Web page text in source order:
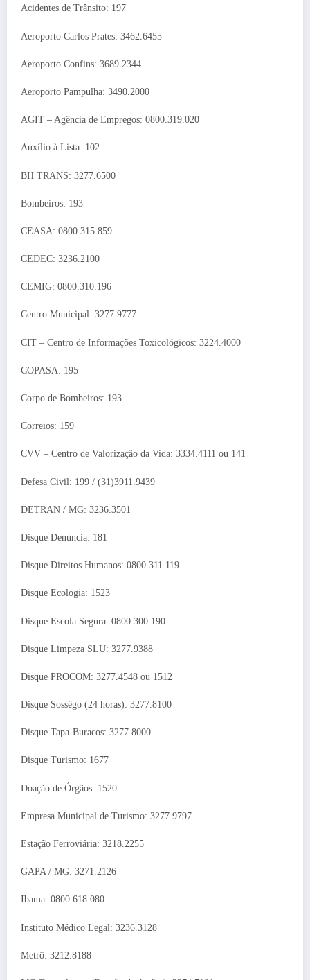
Acidentes de Trânsito: 197
Aeroporto Carlos Prates: 3462.6455
Aeroporto Confins: 3689.2344
Aeroporto Pampulha: 3490.2000
AGIT – Agência de Empregos: 0800.319.020
Auxílio à Lista: 102
BH TRANS: 3277.6500
Bombeiros: 193
CEASA: 0800.315.859
CEDEC: 3236.2100
CEMIG: 0800.310.196
Centro Municipal: 3277.9777
CIT – Centro de Informações Toxicológicos: 3224.4000
COPASA: 195
Corpo de Bombeiros: 193
Correios: 159
CVV – Centro de Valorização da Vida: 3334.4111 ou 141
Defesa Civil: 199 / (31)3911.9439
DETRAN / MG: 3236.3501
Disque Denúncia: 181
Disque Direitos Humanos: 0800.311.119
Disque Ecologia: 1523
Disque Escola Segura: 0800.300.190
Disque Limpeza SLU: 3277.9388
Disque PROCOM: 3277.4548 ou 1512
Disque Sossêgo (24 horas): 3277.8100
Disque Tapa-Buracos: 3277.8000
Disque Turismo: 1677
Doação de Órgãos: 1520
Empresa Municipal de Turismo: 3277.9797
Estação Ferroviária: 3218.2255
GAPA / MG: 3271.2126
Ibama: 0800.618.080
Instituto Médico Legal: 3236.3128
Metrô: 3212.8188